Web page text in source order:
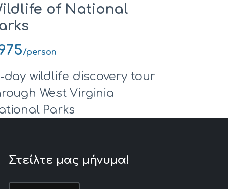
of National
/person
day wildlife discovery tour
West Virginia
Parks
Στείλτε μας μήνυμα!